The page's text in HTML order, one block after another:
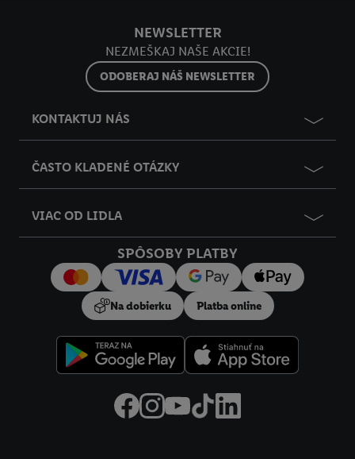
NEWSLETTER
NEZMEŠKAJ NAŠE AKCIE!
ODOBERAJ NÁŠ NEWSLETTER
KONTAKTUJ NÁS
ČASTO KLADENÉ OTÁZKY
VIAC OD LIDLA
SPÔSOBY PLATBY
Na dobierku Platba online